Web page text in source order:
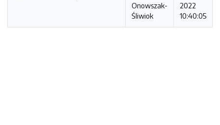
Onowszak-
Śliwiok
2022
10:40:05